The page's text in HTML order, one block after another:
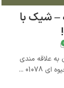
– شیک با
به علاقه مندی
...